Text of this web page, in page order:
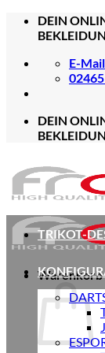
Zum
DEIN
E-Mail
DEIN
Warenkorb
TRIKOT-